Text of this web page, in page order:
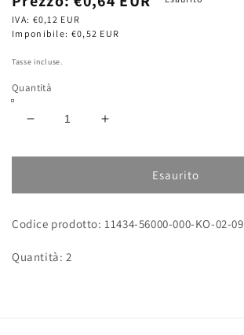
di
listino
IVA: €0,12 EUR
Imponibile: €0,52 EUR
Tasse incluse.
Quantità
Diminuisci
per
M6×16
Aumenta
per
M6×16
Esaurito
Codice prodotto: 11434-56000-000-KO-02-09
Quantità: 2